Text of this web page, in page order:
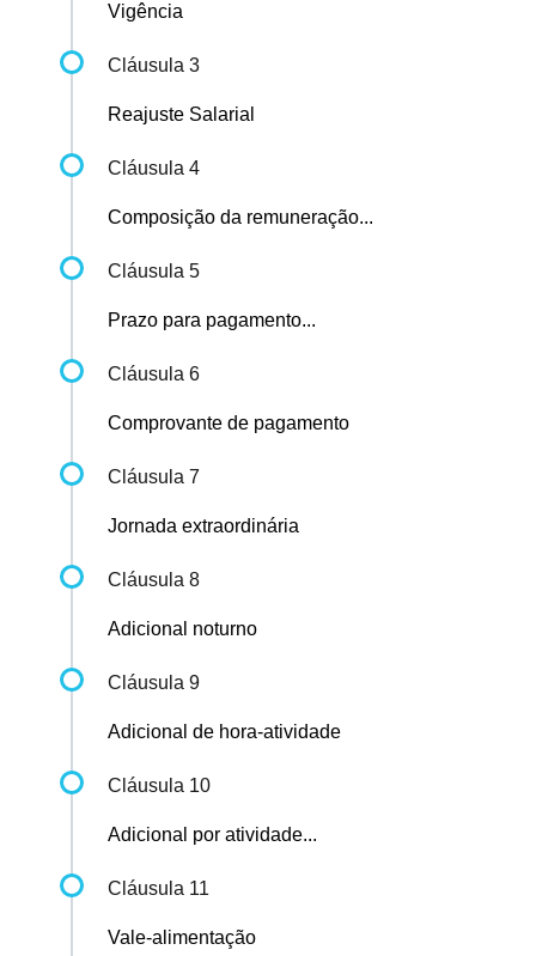
Vigência
Cláusula 3
Reajuste Salarial
Cláusula 4
Composição da remuneração...
Cláusula 5
Prazo para pagamento...
Cláusula 6
Comprovante de pagamento
Cláusula 7
Jornada extraordinária
Cláusula 8
Adicional noturno
Cláusula 9
Adicional de hora-atividade
Cláusula 10
Adicional por atividade...
Cláusula 11
Vale-alimentação